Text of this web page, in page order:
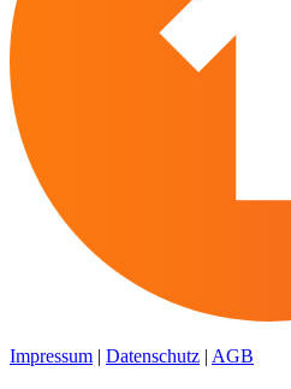
Impressum | Datenschutz | AGB